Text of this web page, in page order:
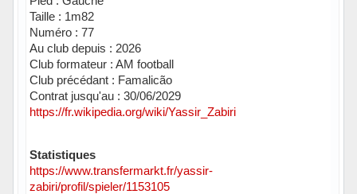
Taille : 1m82
Numéro : 77
Au club depuis : 2026
Club formateur : AM football
Club précédant : Famalicão
Contrat jusqu'au : 30/06/2029
https://fr.wikipedia.org/wiki/Yassir_Zabiri
Statistiques
https://www.transfermarkt.fr/yassir-
zabiri/profil/spieler/1153105